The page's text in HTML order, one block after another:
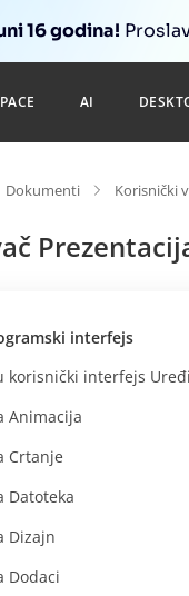
16 godina!
AI
Dokumenti Korisnički
interfejs
korisnički interfejs
Animacija
Crtanje
Datoteka
Dizajn
Dodaci